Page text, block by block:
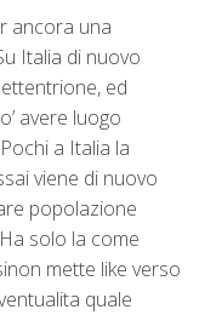
ancora una
Italia di nuovo
ed
avere luogo
a Italia la
viene di nuovo
popolazione
solo la come
mette like verso
quale